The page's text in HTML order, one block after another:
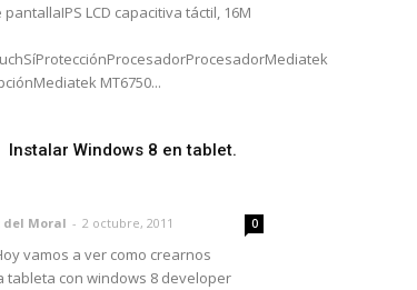
LCD capacitiva táctil, 16M
MT6750...
Instalar Windows 8 en tablet.
del Moral - 2 octubre, 2011 0
vamos a ver como crearnos
tableta con windows 8 developer